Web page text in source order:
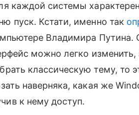
каждой системы
пуск. Кстати, именно так
Владимира Путина.
можно легко
классическую тему, то
наверняка, какая же
к нему доступ.